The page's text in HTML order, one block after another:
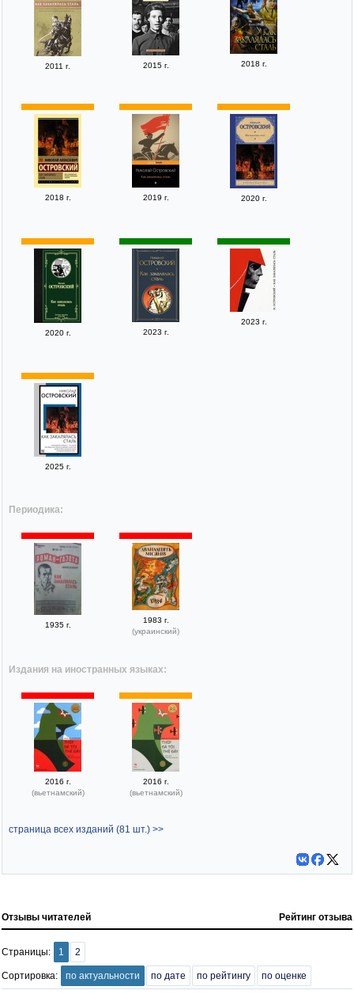
2011 г. 2015 г. 2018 г.
2018 г. 2019 г. 2020 г.
2020 г. 2023 г.
2023 г.
2025 г.
Периодика:
1935 г.
1983 г.
(украинский)
Издания на иностранных языках:
2016 г.
(вьетнамский)
2016 г.
(вьетнамский)
страница всех изданий (81 шт.) >>
Отзывы читателей Рейтинг отзыва
Страницы: 1 2
Сортировка: по актуальности по дате по рейтингу по оценке